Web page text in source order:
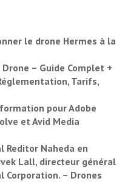
le drone Hermes à la
– Guide Complet +
Tarifs,
pour Adobe
et Avid Media
Reditor Naheda en
Lall, directeur général
Corporation. – Drones